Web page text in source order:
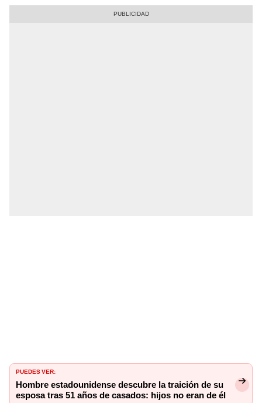
PUEDES VER:
Hombre estadounidense descubre la traición de su
esposa tras 51 años de casados: hijos no eran de él